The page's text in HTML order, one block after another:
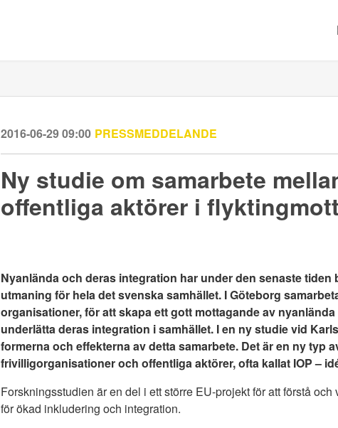
2016-06-29 09:00 PRESSMEDDELANDE
Ny studie om samarbete
offentliga aktörer i
Nyanlända och deras integration har under den senaste
utmaning för hela det svenska samhället. I Göteborg
organisationer, för att skapa ett gott mottagande av
underlätta deras integration i samhället. I en ny studie vid
formerna och effekterna av detta samarbete. Det är en ny typ
frivilligorganisationer och offentliga aktörer, ofta kallat IOP –
Forskningsstudien är en del i ett större EU-projekt för att förstå
för ökad inkludering och integration.